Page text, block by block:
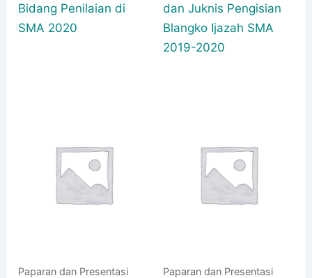
Bidang Penilaian di
SMA 2020
dan Juknis Pengisian
Blangko Ijazah SMA
2019-2020
Paparan dan Presentasi Paparan dan Presentasi